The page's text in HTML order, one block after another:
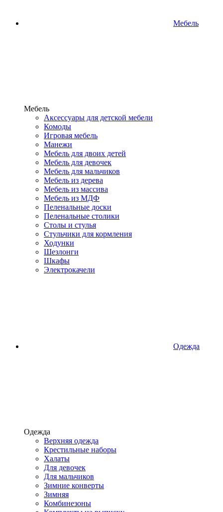
Мебель
Мебель
Аксессуары для детской мебели
Комоды
Игровая мебель
Манежи
Мебель для двоих детей
Мебель для девочек
Мебель для мальчиков
Мебель из дерева
Мебель из массива
Мебель из МДФ
Пеленальные доски
Пеленальные столики
Столы и стулья
Стульчики для кормления
Ходунки
Шезлонги
Шкафы
Электрокачели
Одежда
Одежда
Верхняя одежда
Крестильные наборы
Халаты
Для девочек
Для мальчиков
Зимние конверты
Зимняя
Комбинезоны